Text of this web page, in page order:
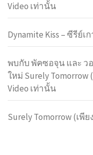
Video เท่านั้น
Dynamite Kiss – ซีรีย์เ
พบกับ พัคซอจุน และ ว
ใหม่ Surely Tomorrow
Video เท่านั้น
Surely Tomorrow (เพี